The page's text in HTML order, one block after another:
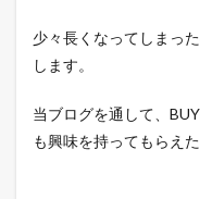
少々長くなってしまっ
します。
当ブログを通して、
も興味を持ってもらえ